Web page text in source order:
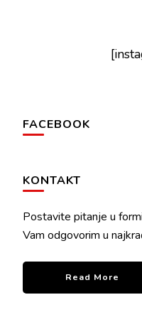
FACEBOOK
KONTAKT
Postavite pitanje u
Vam odgovorim u
Read More